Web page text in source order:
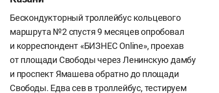
Бескондукторный троллейбус кольцевого
маршрута №2 спустя 9 месяцев опробовал
и корреспондент «БИЗНЕС Online», проехав
от площади Свободы через Ленинскую дамбу
и проспект Ямашева обратно до площади
Свободы. Едва сев в троллейбус, тестируем